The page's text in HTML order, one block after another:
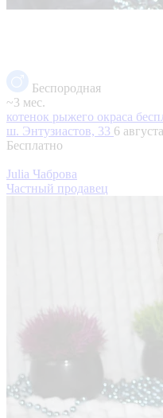
Беспородная
~3 мес.
котенок рыжего окраса
ш. Энтузиастов, 33 6
Бесплатно
Julia Чаброва
Частный продавец